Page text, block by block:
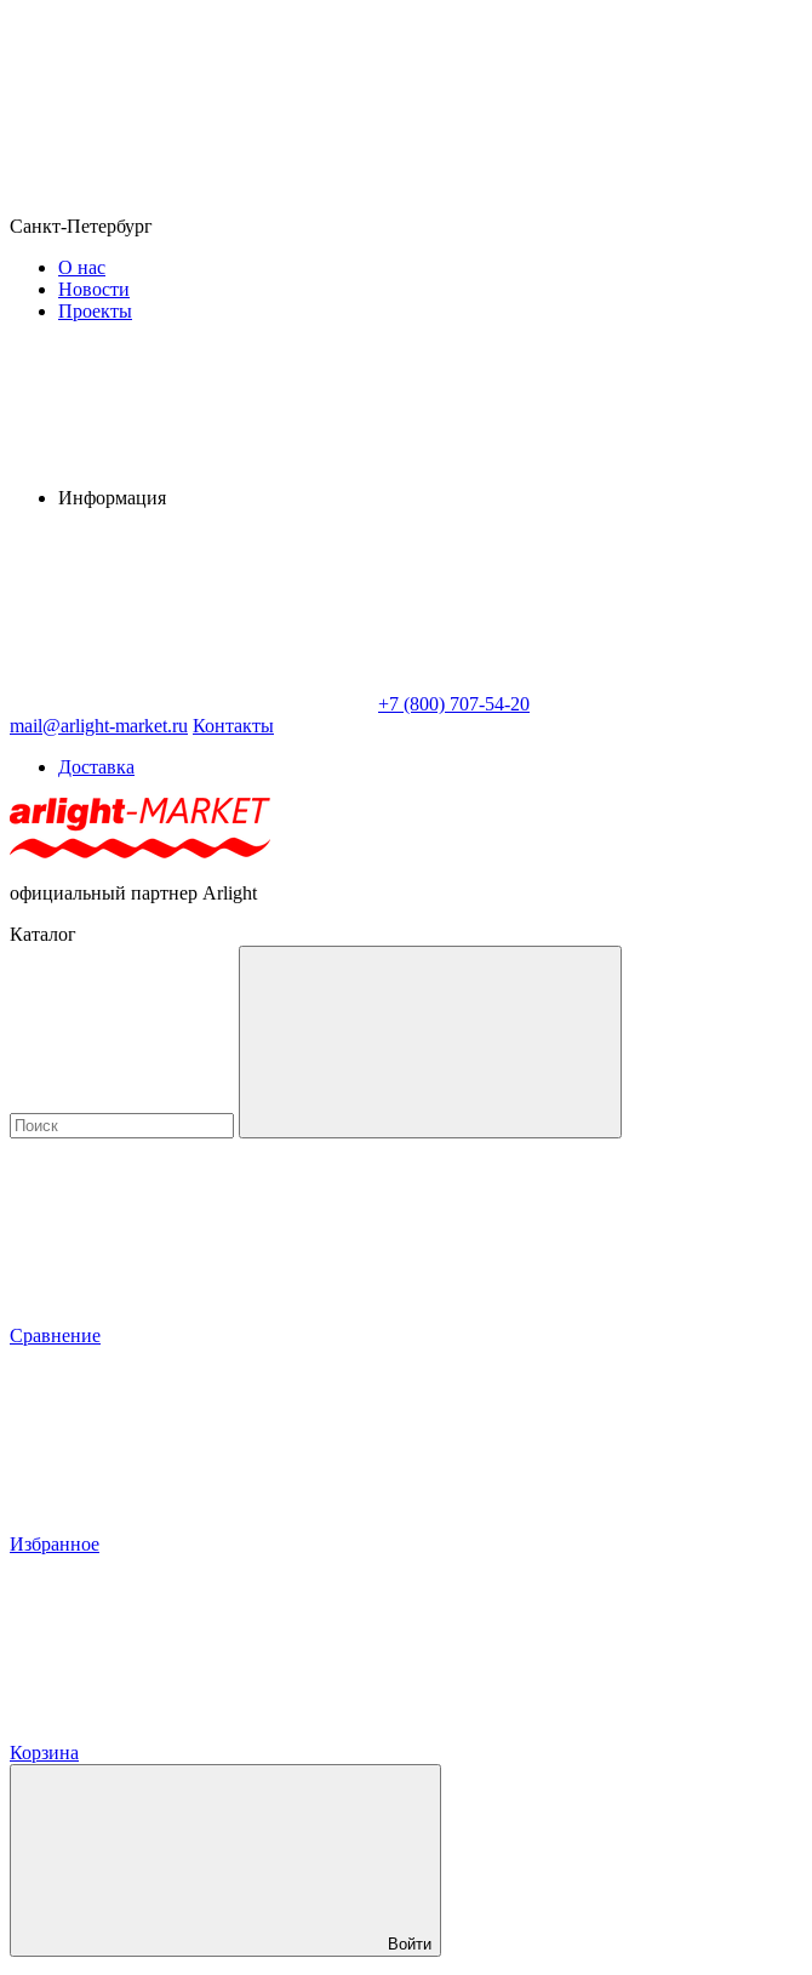
Санкт-Петербург
О нас
Новости
Проекты
Информация
+7 (800) 707-54-20
mail@arlight-market.ru Контакты
Доставка
официальный партнер Arlight
Каталог
Сравнение
Избранное
Корзина
Войти